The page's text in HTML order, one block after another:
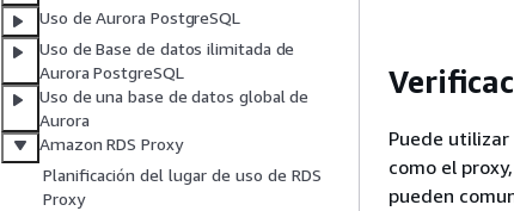
Uso de Aurora PostgreSQL
Uso de Base de datos ilimitada de
Aurora PostgreSQL
Uso de una base de datos global de
Aurora
Amazon RDS Proxy
Planificación del lugar de uso de RDS
Proxy
Puede
como el
pueden